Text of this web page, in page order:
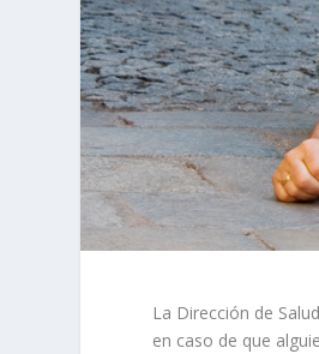
La Dirección de
en caso de que